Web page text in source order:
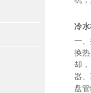
冷
一
换
却
器
盘